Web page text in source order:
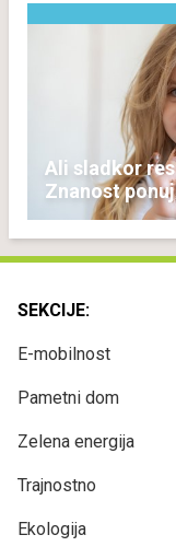
Ali sladkor
Znanost
SEKCIJE:
E-mobilnost
Pametni dom
Zelena energija
Trajnostno
Ekologija